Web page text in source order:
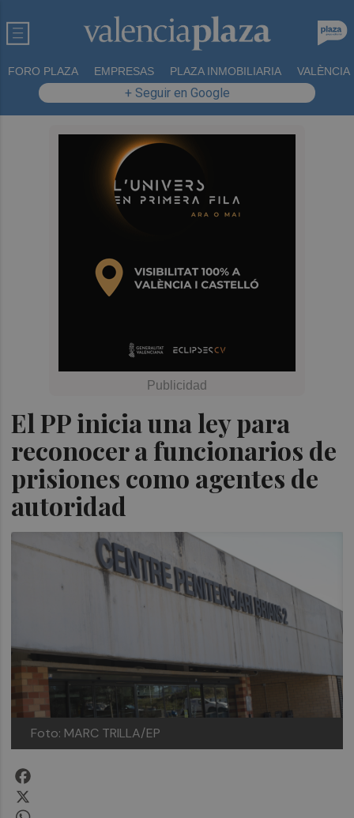
FORO PLAZA EMPRESAS PLAZA INMOBILIARIA VALÈNCIA
+ Seguir en Google
El PP inicia una ley para
reconocer a funcionarios de
prisiones como agentes de
autoridad
Foto: MARC TRILLA/EP